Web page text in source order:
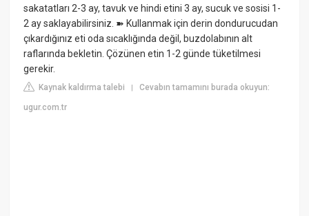
sakatatları 2-3 ay, tavuk ve hindi etini 3 ay, sucuk ve sosisi 1-
2 ay saklayabilirsiniz. ➽ Kullanmak için derin dondurucudan
çıkardığınız eti oda sıcaklığında değil, buzdolabının alt
raflarında bekletin. Çözünen etin 1-2 günde tüketilmesi
gerekir.
Kaynak kaldırma talebi |Cevabın tamamını burada okuyun:
ugur.com.tr